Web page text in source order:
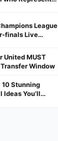
League
finals Live
To Watch
United MUST
Window
Stunning
Ideas You’ll